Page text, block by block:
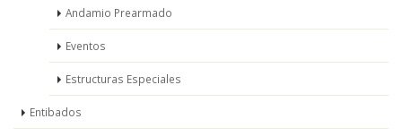
Andamio Prearmado
Eventos
Estructuras Especiales
Entibados